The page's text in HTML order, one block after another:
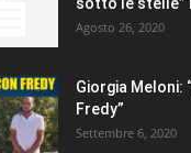
Agosto 26, 2020
Giorgia Meloni:
Fredy”
Settembre 6, 2020